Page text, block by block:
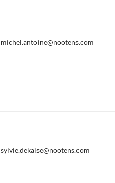
michel.antoine@nootens.com
sylvie.dekaise@nootens.com